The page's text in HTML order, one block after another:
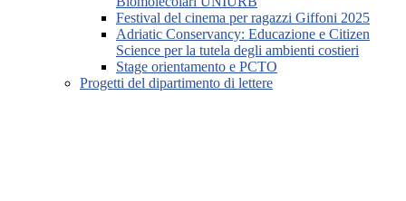
Festival del cinema per ragazzi Giffoni 2025
Adriatic Conservancy: Educazione e Citizen
Science per la tutela degli ambienti costieri
Stage orientamento e PCTO
Progetti del dipartimento di lettere